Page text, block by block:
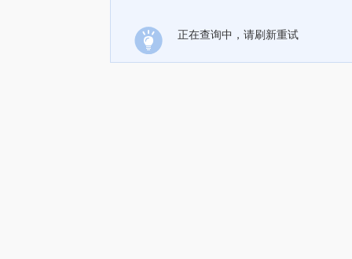
正在查询中，请刷新重试